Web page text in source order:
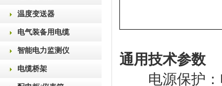
温度变送器
电气装备用电缆
智能电力监测仪
电缆桥架
通用技术参数
电源保护：